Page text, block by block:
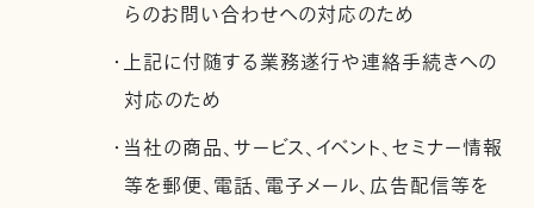
らのお問い合わせへの対応のため
・上記に付随する業務遂行や連絡手続きへの
対応のため
・当社の商品、サービス、イベント、セミナー情報
等を郵便、電話、電子メール、広告配信等を